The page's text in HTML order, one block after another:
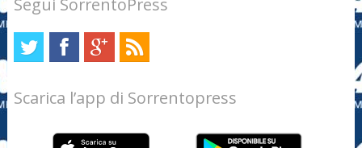
Segui SorrentoPress
Scarica l’app di Sorrentopress